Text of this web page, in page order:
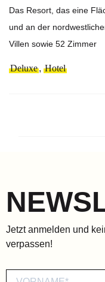
Das Resort, das eine
und an der
Villen sowie 52 Zimmer
Deluxe, Hotel
Jetzt anmelden und
verpassen!